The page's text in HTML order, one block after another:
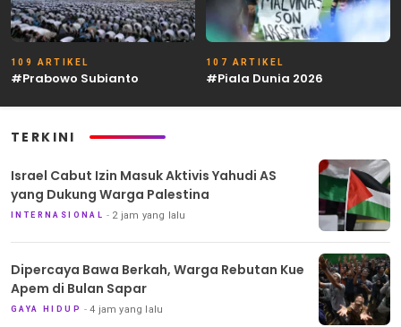
109 ARTIKEL
#Prabowo Subianto
107 ARTIKEL
#Piala Dunia 2026
TERKINI
Israel Cabut Izin Masuk Aktivis Yahudi AS
yang Dukung Warga Palestina
INTERNASIONAL 2 jam yang lalu
Dipercaya Bawa Berkah, Warga Rebutan Kue
Apem di Bulan Sapar
GAYA HIDUP 4 jam yang lalu